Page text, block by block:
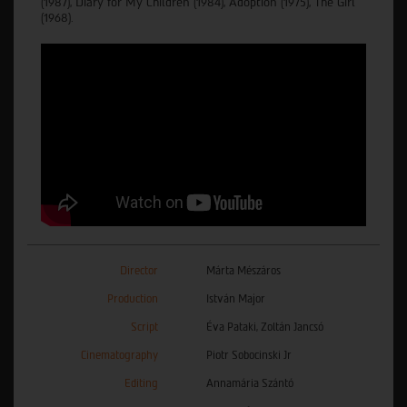
(1968).
Director Márta Mészáros
Production István Major
Script Éva Pataki, Zoltán Jancsó
Cinematography Piotr Sobocinski Jr
Editing Annamária Szántó